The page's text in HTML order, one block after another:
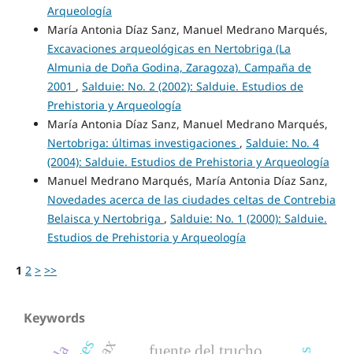
Arqueología
María Antonia Díaz Sanz, Manuel Medrano Marqués,
Excavaciones arqueológicas en Nertobriga (La
Almunia de Doña Godina, Zaragoza). Campaña de
2001 , Salduie: No. 2 (2002): Salduie. Estudios de
Prehistoria y Arqueología
María Antonia Díaz Sanz, Manuel Medrano Marqués,
Nertobriga: últimas investigaciones , Salduie: No. 4
(2004): Salduie. Estudios de Prehistoria y Arqueología
Manuel Medrano Marqués, María Antonia Díaz Sanz,
Novedades acerca de las ciudades celtas de Contrebia
Belaisca y Nertobriga , Salduie: No. 1 (2000): Salduie.
Estudios de Prehistoria y Arqueología
1 2 > >>
Keywords